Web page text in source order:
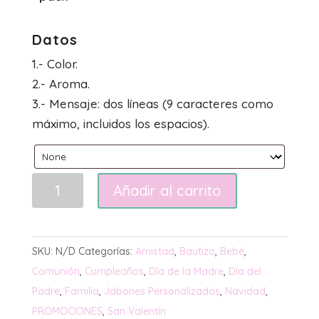
Datos
1.- Color.
2.- Aroma.
3.- Mensaje: dos líneas (9 caracteres como
máximo, incluidos los espacios).
Galletas
mensaje
cantidad
Añadir al carrito
SKU: N/D Categorías: Amistad, Bautizo, Bebé,
Comunión, Cumpleaños, Día de la Madre, Día del
Padre, Familia, Jabones Personalizados, Navidad,
PROMOCIONES, San Valentín